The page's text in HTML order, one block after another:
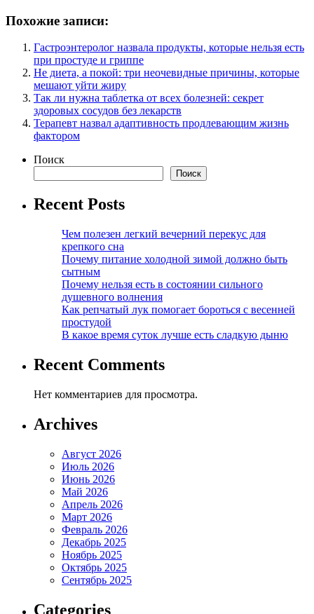
Похожие записи:
Гастроэнтеролог назвала продукты, которые нельзя есть
при простуде и гриппе
Не диета, а покой: три неочевидные причины, которые
мешают уйти жиру
Так ли нужна таблетка от всех болезней: секрет
здоровых сосудов без лекарств
Терапевт назвал адаптивность продлевающим жизнь
фактором
Поиск
Поиск
Recent Posts
Чем полезен легкий вечерний перекус для
крепкого сна
Почему питание холодной зимой должно быть
сытным
Почему нельзя есть в состоянии сильного
душевного волнения
Как репчатый лук помогает бороться с весенней
простудой
В какое время суток лучше есть сладкую дыню
Recent Comments
Нет комментариев для просмотра.
Archives
Август 2026
Июль 2026
Июнь 2026
Май 2026
Апрель 2026
Март 2026
Февраль 2026
Декабрь 2025
Ноябрь 2025
Октябрь 2025
Сентябрь 2025
Categories